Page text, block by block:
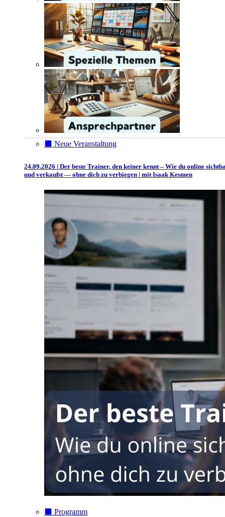
⬛️ Neue Veranstaltung
24.09.2026 | Der beste Trainer, den keiner kennt – Wie du online
und verkaufst — ohne dich zu verbiegen | mit Isaak Kesmen
⬛️ Programm